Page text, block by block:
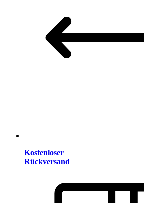
Kostenloser
Rückversand